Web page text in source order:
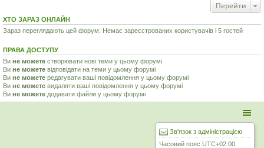
Перейти
ХТО ЗАРАЗ ОНЛАЙН
Зараз переглядають цей форум: Немає зареєстрованих користувачів і 5 гостей
ПРАВА ДОСТУПУ
Ви не можете створювати нові теми у цьому форумі
Ви не можете відповідати на теми у цьому форумі
Ви не можете редагувати ваші повідомлення у цьому форумі
Ви не можете видаляти ваші повідомлення у цьому форумі
Ви не можете додавати файли у цьому форумі
Зв'язок з адміністрацією
Часовий пояс UTC+02:00